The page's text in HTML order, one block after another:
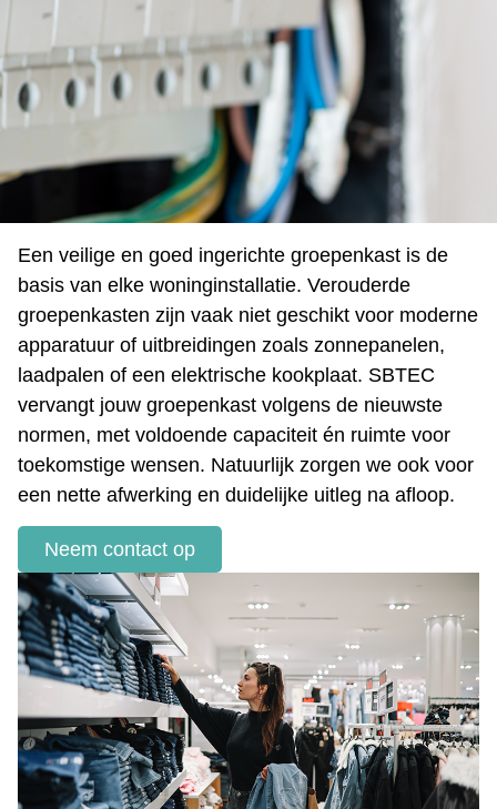
Een veilige en goed ingerichte groepenkast is de
basis van elke woninginstallatie. Verouderde
groepenkasten zijn vaak niet geschikt voor moderne
apparatuur of uitbreidingen zoals zonnepanelen,
laadpalen of een elektrische kookplaat. SBTEC
vervangt jouw groepenkast volgens de nieuwste
normen, met voldoende capaciteit én ruimte voor
toekomstige wensen. Natuurlijk zorgen we ook voor
een nette afwerking en duidelijke uitleg na afloop.
Neem contact op